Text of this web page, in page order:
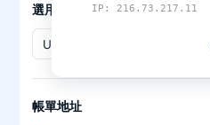
選用的幣種
USD
帳單地址
IP: 216.73.217.11